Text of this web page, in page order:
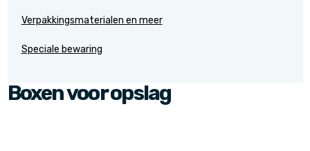
Verpakkingsmaterialen en meer
Speciale bewaring
Boxen voor opslag